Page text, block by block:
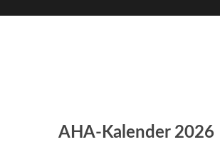
AHA-Kalender 2026